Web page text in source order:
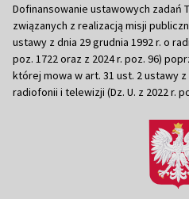
Dofinansowanie ustawowych zadań
związanych z realizacją misji
ustawy z dnia 29 grudnia 1992 r. o
poz. 1722 oraz z 2024 r. poz. 96)
której mowa w art. 31 ust. 2 ustawy z
radiofonii i telewizji (Dz. U. z 2022 r.